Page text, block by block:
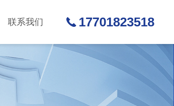
联系我们 17701823518